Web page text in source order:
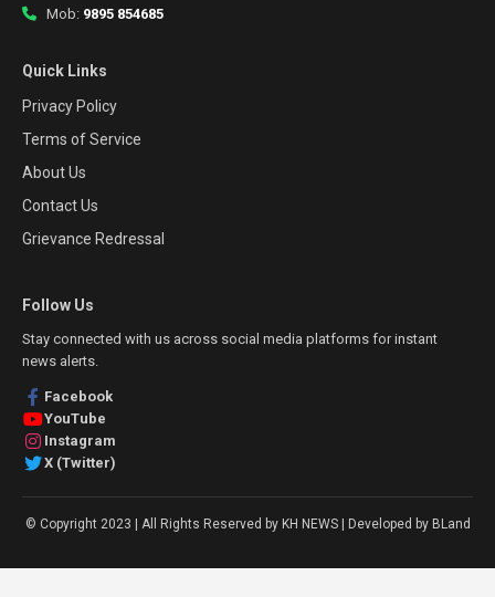
Mob: 9895 854685
Quick Links
Privacy Policy
Terms of Service
About Us
Contact Us
Grievance Redressal
Follow Us
Stay connected with us across social media platforms for instant
news alerts.
Facebook
YouTube
Instagram
X (Twitter)
© Copyright 2023 | All Rights Reserved by KH NEWS | Developed by BLand